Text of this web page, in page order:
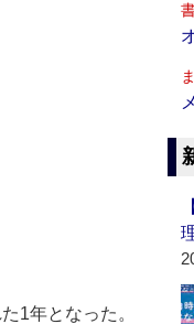
1年となった。